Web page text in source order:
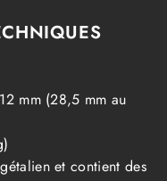
mm (28,5 mm au
et contient des